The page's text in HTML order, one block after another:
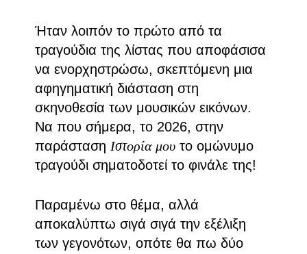
Ήταν λοιπόν το πρώτο από τα
τραγούδια της λίστας που αποφάσισα
να ενορχηστρώσω, σκεπτόμενη μια
αφηγηματική διάσταση στη
σκηνοθεσία των μουσικών εικόνων.
Να που σήμερα, το 2026, στην
παράσταση Ιστορία μουτο ομώνυμο
τραγούδι σηματοδοτεί το φινάλε της!
Παραμένω στο θέμα, αλλά
αποκαλύπτω σιγά σιγά την εξέλιξη
των γεγονότων, οπότε θα πω δύο